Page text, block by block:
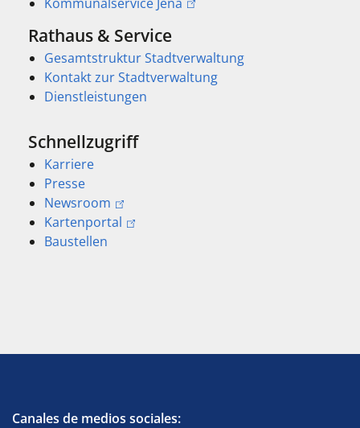
Rathaus & Service
Gesamtstruktur Stadtverwaltung
Kontakt zur Stadtverwaltung
Dienstleistungen
Schnellzugriff
Karriere
Presse
Newsroom
Kartenportal
Baustellen
Canales de medios sociales: